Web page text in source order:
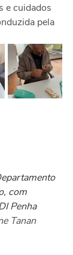
e cuidados
pela
com
Penha
Tanan